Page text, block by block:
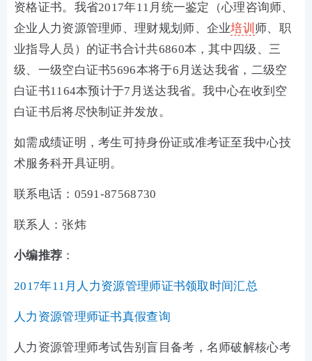
资格证书。我省2017年11月统一鉴定（心理咨询师、
企业人力资源管理师、理财规划师、企业培训 师、职
业指导人员）的证书合计共6860本，其中四级、三
级、一级空白证书5696本将于6月送达我省，二级空
白证书1164本预计于7月送达我省。我中心在收到空
白证书后将尽快制证并发放。
如需成绩证明，考生可持身份证或准考证至我中心技
术服务科开具证明。
联系电话：0591-87568730
联系人：张炜
小编推荐 ：
2017年11月人力资源管理师证书领取时间汇总
人力资源管理师证书真假查询
人力资源管理师考试告别盲目备考，名师破解核心考